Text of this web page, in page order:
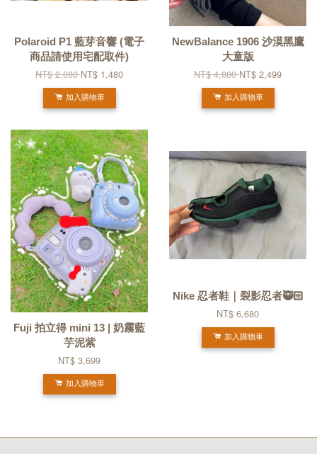
Polaroid P1 藍芽音響 (電子
商品請使用宅配取件)
NT$ 2,080NT$ 1,480
加入購物車
NewBalance 1906 沙漠黑鷹
大童版
NT$ 4,880NT$ 2,499
加入購物車
Fuji 拍立得 mini 13 | 奶霧藍
芋泥紫
NT$ 3,699
加入購物車
Nike 忍者鞋｜裂影忍者🥷🏻
NT$ 6,680
加入購物車